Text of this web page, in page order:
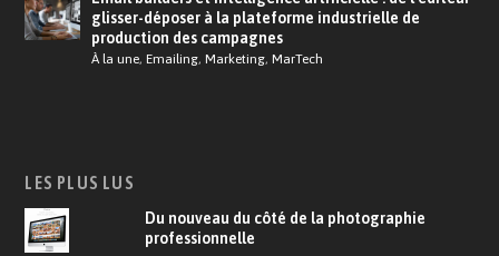
glisser-déposer à la plateforme industrielle de
production des campagnes
À la une,Emailing,Marketing,MarTech
LES PLUS LUS
Du nouveau du côté de la photographie
professionnelle